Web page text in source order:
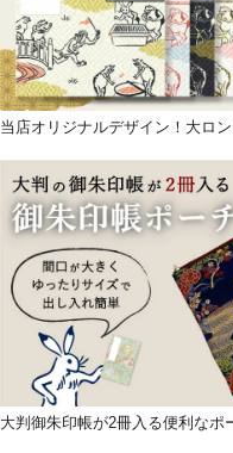
当店オリジナルデザイン！大ロ
大判御朱印帳が2冊入る便利なポ